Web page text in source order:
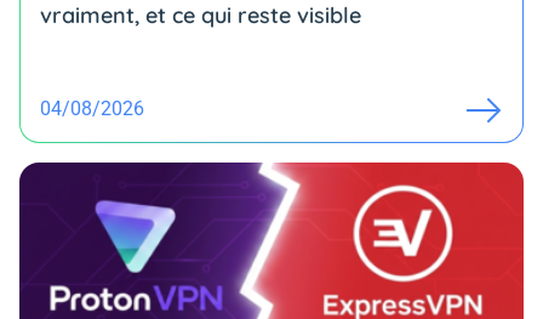
vraiment, et ce qui reste visible
04/08/2026